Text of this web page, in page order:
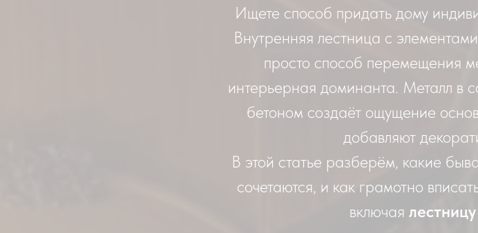
Ищете способ придать дому
Внутренняя лестница с
просто способ перемещения
интерьерная доминанта. Металл в
бетоном создаёт ощущение
добавляют
В этой статье разберём, какие
сочетаются, и как грамотно
включая